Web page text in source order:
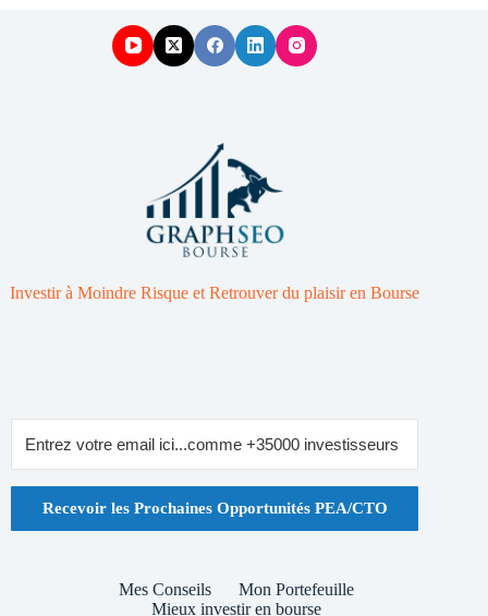
Investir à Moindre Risque et Retrouver du plaisir en Bourse
Recevoir les Prochaines Opportunités PEA/CTO
Mes Conseils
Mon Portefeuille
Mieux investir en bourse